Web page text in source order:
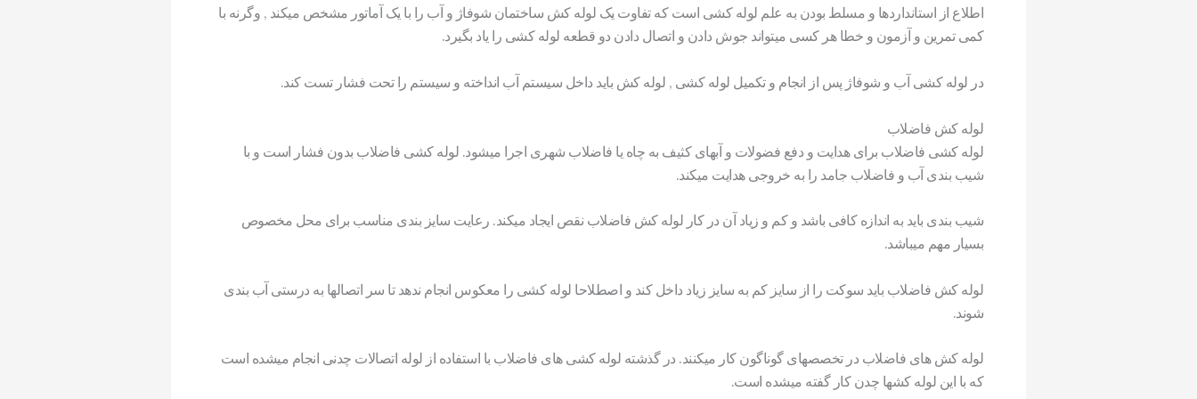
اطلاع از استانداردها و مسلط بودن به علم لوله کشی است که تفاوت یک لوله کش ساختمان شوفاژ و آب را با یک آماتور مشخص میکند , وگرنه با
کمی تمرین و آزمون و خطا هر کسی میتواند جوش دادن و اتصال دادن دو قطعه لوله کشی را یاد بگیرد.
در لوله کشی آب و شوفاژ پس از انجام و تکمیل لوله کشی , لوله کش باید داخل سیستم آب انداخته و سیستم را تحت فشار تست کند.
لوله کش فاضلاب
لوله کشی فاضلاب برای هدایت و دفع فضولات و آبهای کثیف به چاه یا فاضلاب شهری اجرا میشود. لوله کشی فاضلاب بدون فشار است و با
شیب بندی آب و فاضلاب جامد را به خروجی هدایت میکند.
شیب بندی باید به اندازه کافی باشد و کم و زیاد آن در کار لوله کش فاضلاب نقص ایجاد میکند. رعایت سایز بندی مناسب برای محل مخصوص
بسیار مهم میباشد.
لوله کش فاضلاب باید سوکت را از سایز کم به سایز زیاد داخل کند و اصطلاحا لوله کشی را معکوس انجام ندهد تا سر اتصالها به درستی آب بندی
شوند.
لوله کش های فاضلاب در تخصصهای گوناگون کار میکنند. در گذشته لوله کشی های فاضلاب با استفاده از لوله اتصالات چدنی انجام میشده است
که با این لوله کشها چدن کار گفته میشده است.